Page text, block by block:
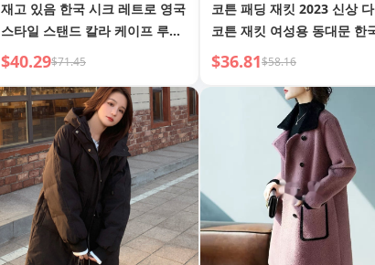
재고 있음 한국 시크 레트로 영국
스타일 스탠드 칼라 케이프 루즈
롱슬리브 쇼트 바람막이 재킷 여
성
$40.29$71.45
코튼 패딩 재킷 2023 신상
코튼 재킷 여성용 동대문 한
타일 루즈핏 롱 기장 오버더니
릎 빵빵 코튼 패딩 재킷
$36.81$58.16